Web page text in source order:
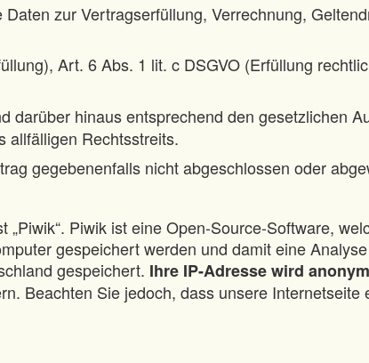
zur Vertragserfüllung, Verrechnung,
Art. 6 Abs. 1 lit. c DSGVO (Erfüllung
darüber hinaus entsprechend den gesetzlichen
allfälligen Rechtsstreits.
gegebenenfalls nicht abgeschlossen oder
Piwik ist eine Open-Source-Software,
gespeichert werden und damit eine
gespeichert. Ihre IP-Adresse wird
Beachten Sie jedoch, dass unsere